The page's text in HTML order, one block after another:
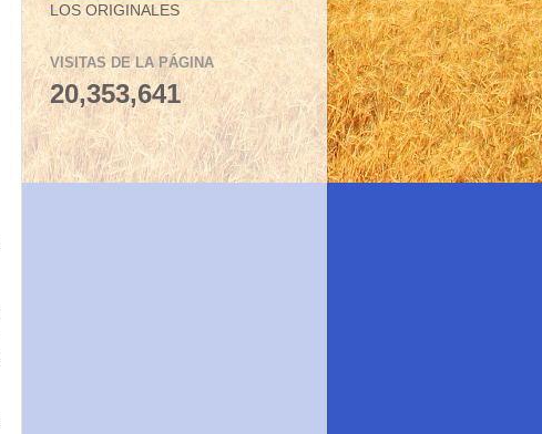
LOS ORIGINALES
VISITAS DE LA PÁGINA
20,353,641